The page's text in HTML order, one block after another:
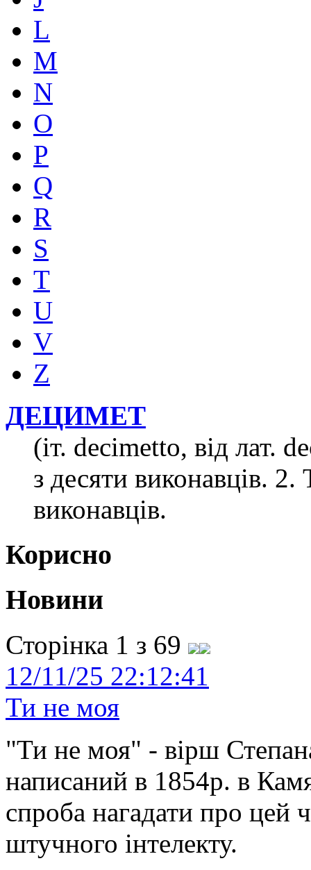
L
M
N
O
P
Q
R
S
T
U
V
Z
ДЕЦИМЕТ
(іт. decimetto, від лат.
з десяти виконавців.
виконавців.
Корисно
Новини
Сторінка 1 з 69
12/11/25 22:12:41
Ти не моя
"Ти не моя" - вірш
написаний в 1854р. в
спроба нагадати про цей
штучного інтелекту.